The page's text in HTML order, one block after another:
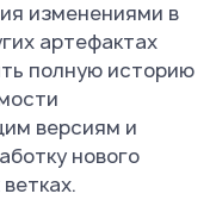
изменениями в
артефактах
полную историю
версиям и
нового